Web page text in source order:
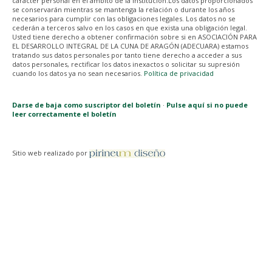
se conservarán mientras se mantenga la relación o durante los años
necesarios para cumplir con las obligaciones legales. Los datos no se
cederán a terceros salvo en los casos en que exista una obligación legal.
Usted tiene derecho a obtener confirmación sobre si en ASOCIACIÓN PARA
EL DESARROLLO INTEGRAL DE LA CUNA DE ARAGÓN (ADECUARA) estamos
tratando sus datos personales por tanto tiene derecho a acceder a sus
datos personales, rectificar los datos inexactos o solicitar su supresión
cuando los datos ya no sean necesarios. Política de privacidad
Darse de baja como suscriptor del boletín · Pulse aquí si no puede
leer correctamente el boletín
Sitio web realizado por